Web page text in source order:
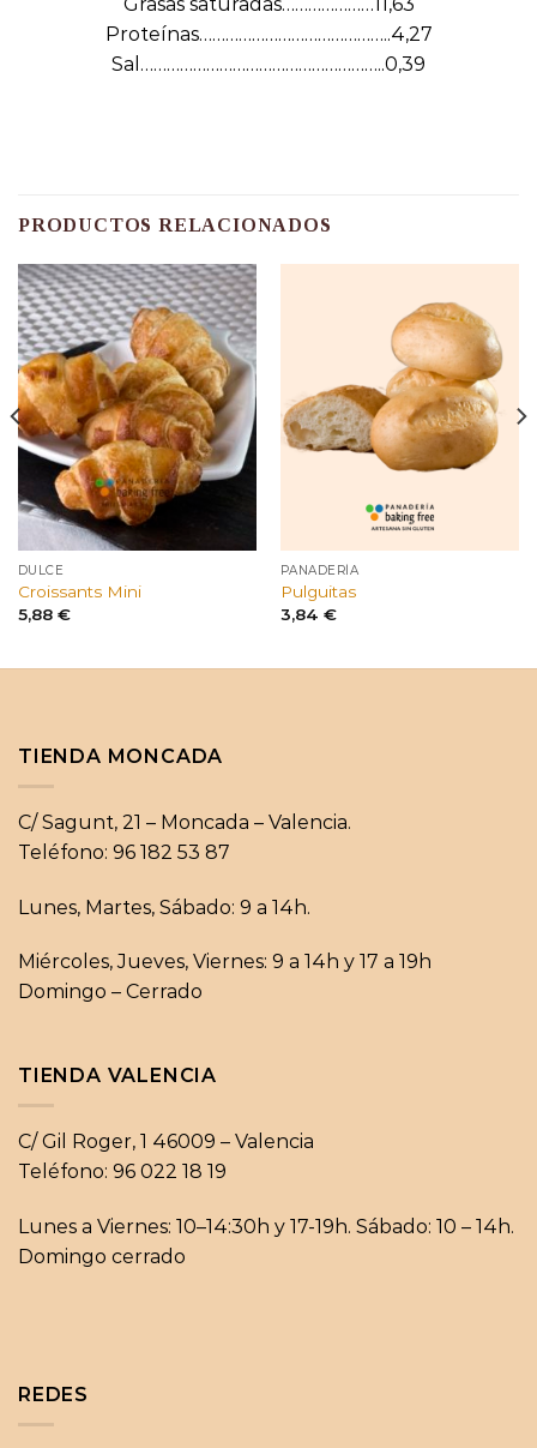
Proteínas……………………………………..4,27
Sal………………………………………………..0,39
PRODUCTOS RELACIONADOS
DULCE
Croissants Mini
5,88 €
PANADERÍA
Pulguitas
3,84 €
TIENDA MONCADA
C/ Sagunt, 21 – Moncada – Valencia.
Teléfono: 96 182 53 87
Lunes, Martes, Sábado: 9 a 14h.
Miércoles, Jueves, Viernes: 9 a 14h y 17 a 19h
Domingo – Cerrado
TIENDA VALENCIA
C/ Gil Roger, 1 46009 – Valencia
Teléfono: 96 022 18 19
Lunes a Viernes: 10–14:30h y 17-19h. Sábado: 10 – 14h.
Domingo cerrado
REDES